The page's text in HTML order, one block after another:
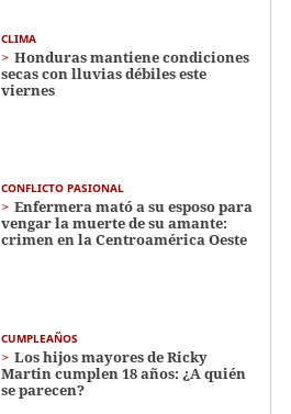
CLIMA
Honduras mantiene condiciones
secas con lluvias débiles este
viernes
CONFLICTO PASIONAL
Enfermera mató a su esposo para
vengar la muerte de su amante:
crimen en la Centroamérica Oeste
CUMPLEAÑOS
Los hijos mayores de Ricky
Martin cumplen 18 años: ¿A quién
se parecen?